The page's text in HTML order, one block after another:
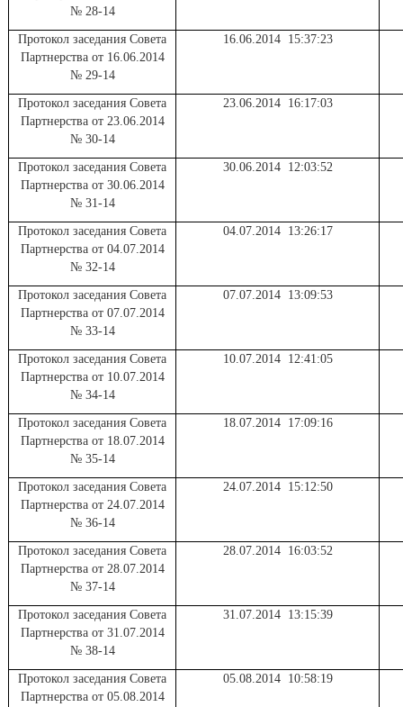
№ 28-14
Протокол заседания Совета
Партнерства от 16.06.2014
№ 29-14
16.06.2014 15:37:23
Протокол заседания Совета
Партнерства от 23.06.2014
№ 30-14
23.06.2014 16:17:03
Протокол заседания Совета
Партнерства от 30.06.2014
№ 31-14
30.06.2014 12:03:52
Протокол заседания Совета
Партнерства от 04.07.2014
№ 32-14
04.07.2014 13:26:17
Протокол заседания Совета
Партнерства от 07.07.2014
№ 33-14
07.07.2014 13:09:53
Протокол заседания Совета
Партнерства от 10.07.2014
№ 34-14
10.07.2014 12:41:05
Протокол заседания Совета
Партнерства от 18.07.2014
№ 35-14
18.07.2014 17:09:16
Протокол заседания Совета
Партнерства от 24.07.2014
№ 36-14
24.07.2014 15:12:50
Протокол заседания Совета
Партнерства от 28.07.2014
№ 37-14
28.07.2014 16:03:52
Протокол заседания Совета
Партнерства от 31.07.2014
№ 38-14
31.07.2014 13:15:39
Протокол заседания Совета
Партнерства от 05.08.2014
05.08.2014 10:58:19